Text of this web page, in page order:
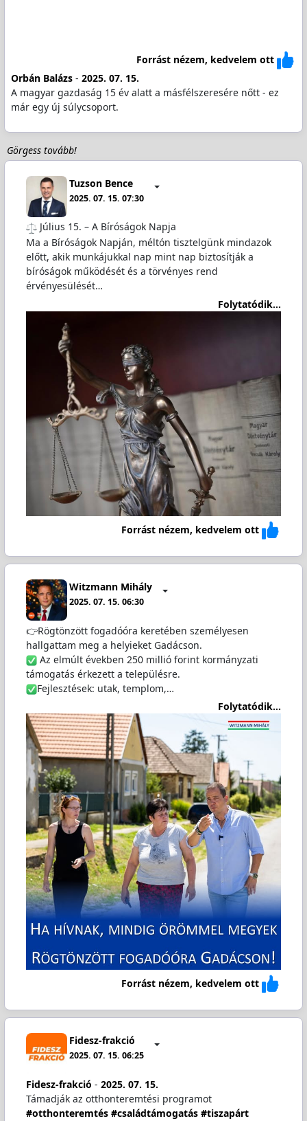
Forrást nézem, kedvelem ott
Orbán Balázs- 2025. 07. 15.
A magyar gazdaság 15 év alatt a másfélszeresére nőtt - ez
már egy új súlycsoport.
Görgess tovább!
Tuzson Bence
2025. 07. 15. 07:30
️ Július 15. – A Bíróságok Napja
Ma a Bíróságok Napján, méltón tisztelgünk mindazok
előtt, akik munkájukkal nap mint nap biztosítják a
bíróságok működését és a törvényes rend
érvényesülését…
Folytatódik...
Forrást nézem, kedvelem ott
Witzmann Mihály
2025. 07. 15. 06:30
👉Rögtönzött fogadóóra keretében személyesen
hallgattam meg a helyieket Gadácson.
Az elmúlt években 250 millió forint kormányzati
támogatás érkezett a településre.
Fejlesztések: utak, templom,…
Folytatódik...
Forrást nézem, kedvelem ott
Fidesz-frakció
2025. 07. 15. 06:25
Fidesz-frakció - 2025. 07. 15.
Támadják az otthonteremtési programot
#otthonteremtés #családtámogatás #tiszapárt